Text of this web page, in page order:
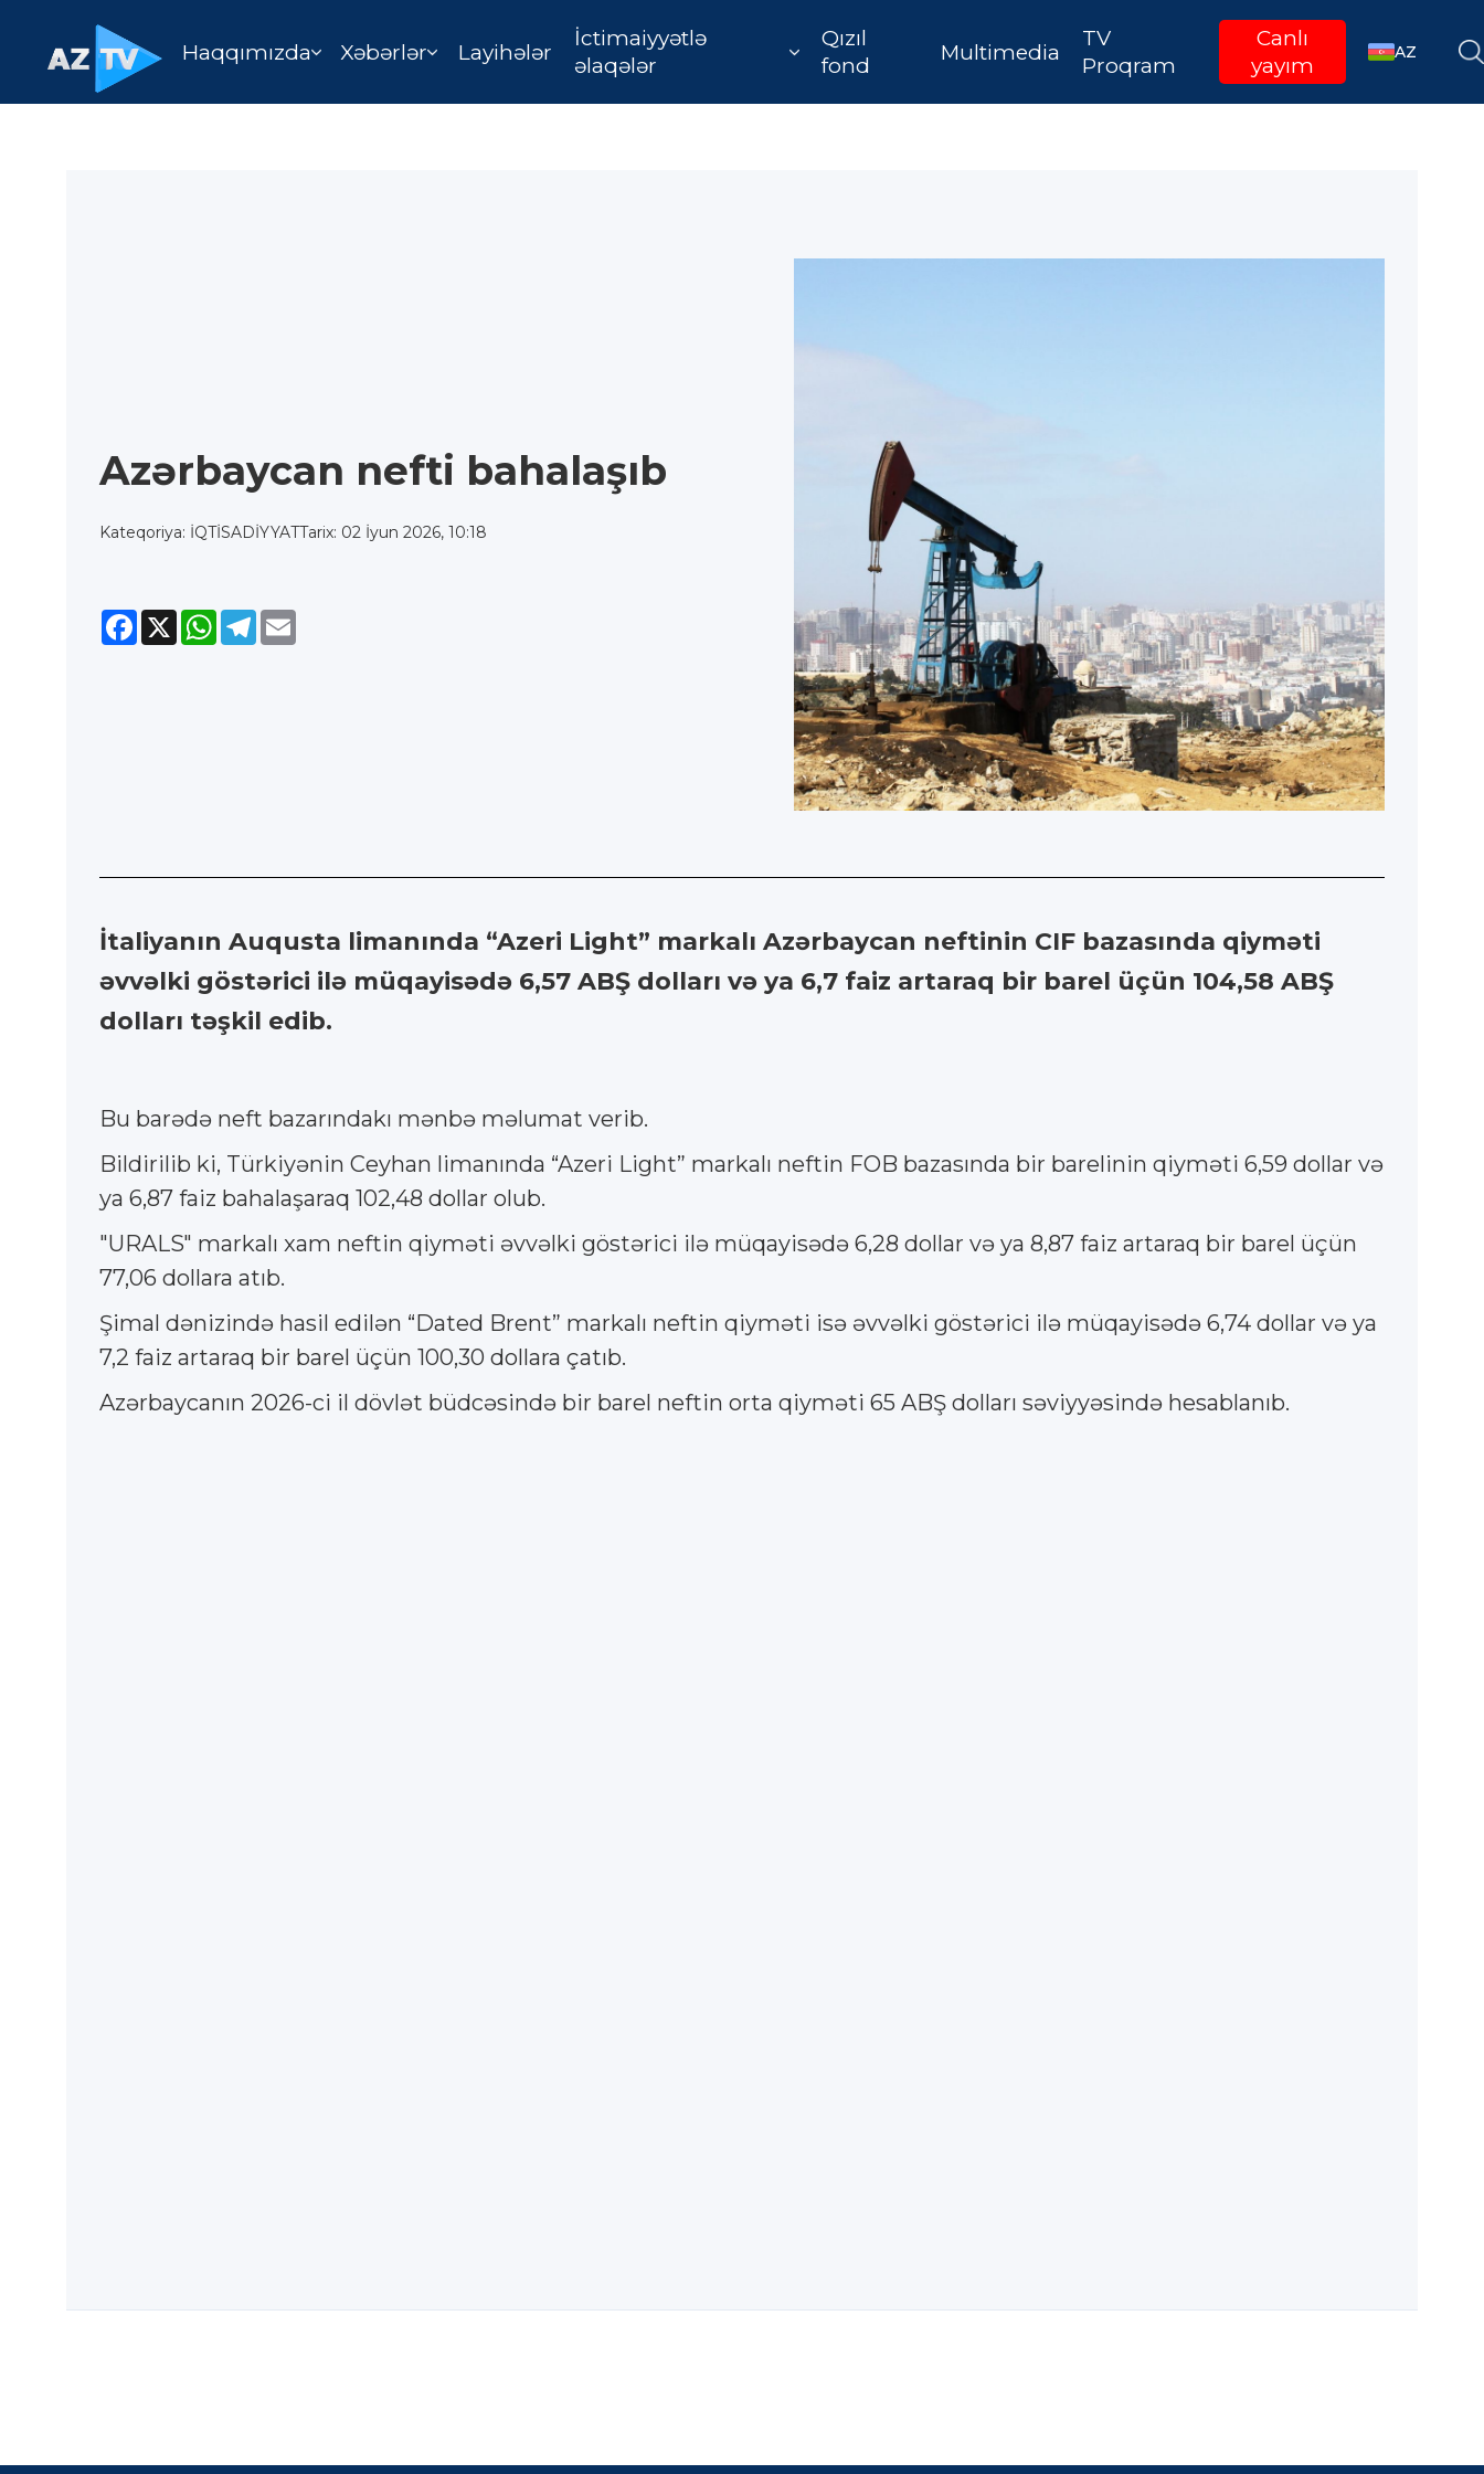
Haqqımızda Xəbərlər Layihələr
İctimaiyyətlə
əlaqələr
Qızıl
fond
Multimedia
TV
Proqram
Canlı
yayım
AZ
Azərbaycan nefti bahalaşıb
Kateqoriya: İQTİSADİYYATTarix: 02 İyun 2026, 10:18
Facebook
X WhatsApp
Telegram
İtaliyanın Auqusta limanında “Azeri Light” markalı Azərbaycan neftinin CIF bazasında qiyməti
əvvəlki göstərici ilə müqayisədə 6,57 ABŞ dolları və ya 6,7 faiz artaraq bir barel üçün 104,58 ABŞ
dolları təşkil edib.
Bu barədə neft bazarındakı mənbə məlumat verib.
Bildirilib ki, Türkiyənin Ceyhan limanında “Azeri Light” markalı neftin FOB bazasında bir barelinin qiyməti 6,59 dollar və
ya 6,87 faiz bahalaşaraq 102,48 dollar olub.
"URALS" markalı xam neftin qiyməti əvvəlki göstərici ilə müqayisədə 6,28 dollar və ya 8,87 faiz artaraq bir barel üçün
77,06 dollara atıb.
Şimal dənizində hasil edilən “Dated Brent” markalı neftin qiyməti isə əvvəlki göstərici ilə müqayisədə 6,74 dollar və ya
7,2 faiz artaraq bir barel üçün 100,30 dollara çatıb.
Azərbaycanın 2026-ci il dövlət büdcəsində bir barel neftin orta qiyməti 65 ABŞ dolları səviyyəsində hesablanıb.